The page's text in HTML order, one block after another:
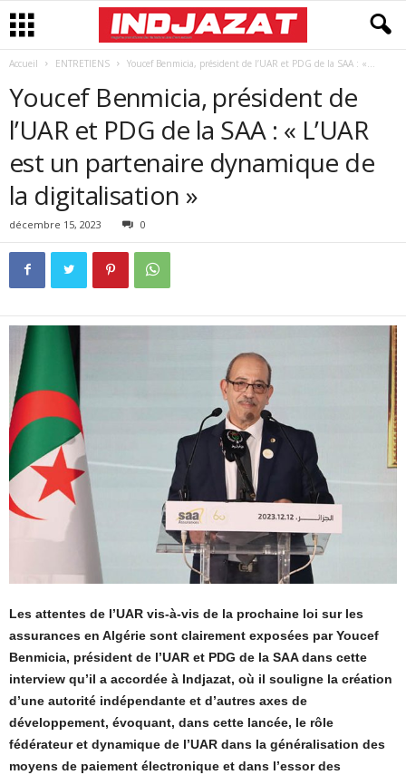
Accueil ENTRETIENS Youcef Benmicia, président de l’UAR et PDG de la SAA : «...
Youcef Benmicia, président de
l’UAR et PDG de la SAA : « L’UAR
est un partenaire dynamique de
la digitalisation »
décembre 15, 2023 0
Les attentes de l’UAR vis-à-vis de la prochaine loi sur les
assurances en Algérie sont clairement exposées par Youcef
Benmicia, président de l’UAR et PDG de la SAA dans cette
interview qu’il a accordée à Indjazat, où il souligne la création
d’une autorité indépendante et d’autres axes de
développement, évoquant, dans cette lancée, le rôle
fédérateur et dynamique de l’UAR dans la généralisation des
moyens de paiement électronique et dans l’essor des